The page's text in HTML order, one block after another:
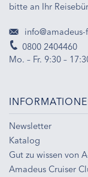
bitte an Ihr
0800 2404460
Mo. – Fr. 9:30 –
Newsletter
Katalog
Gut zu wissen von
Amadeus Cruiser